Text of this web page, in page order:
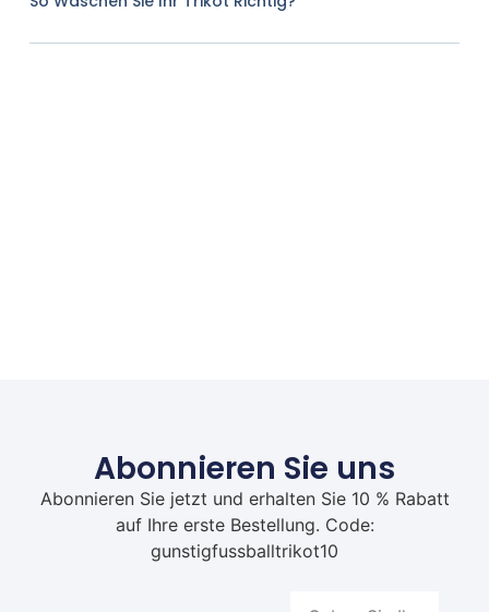
Abonnieren Sie uns
Abonnieren Sie jetzt und erhalten Sie 10 % Rabatt
auf Ihre erste Bestellung. Code:
gunstigfussballtrikot10